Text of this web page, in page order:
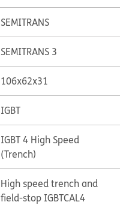
SEMITRANS
SEMITRANS 3
106x62x31
IGBT
IGBT 4 High Speed
(Trench)
High speed trench and
field-stop IGBTCAL4